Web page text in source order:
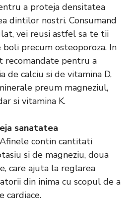
a proteja densitatea
dintilor nostri. Consumand
vei reusi astfel sa te tii
precum osteoporoza. In
recomandate pentru a
de calciu si de vitamina D,
preum magneziul,
si vitamina K.
sanatatea
Afinele contin cantitati
si de magneziu, doua
care ajuta la reglarea
din inima cu scopul de a
cardiace.